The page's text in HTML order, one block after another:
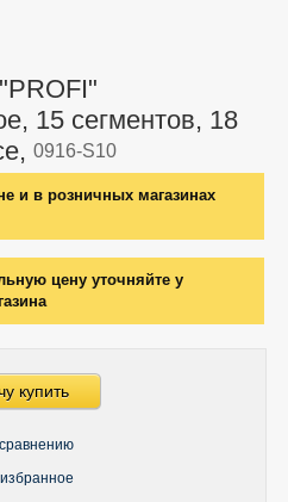
15 сегментов, 18
0916-S10
и в розничных магазинах
цену уточняйте у
купить